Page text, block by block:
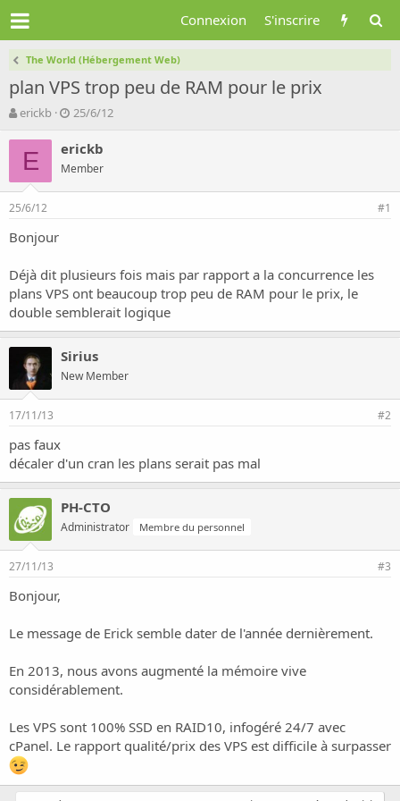
Connexion S'inscrire
The World (Hébergement Web)
plan VPS trop peu de RAM pour le prix
A
t
r
d
l
d
i
c
u
s
o
n
erickb
D
t
d
e
t
25/6/12
E erickb
Member
25/6/12 #1
Bonjour
Déjà dit plusieurs fois mais par rapport a la concurrence les
plans VPS ont beaucoup trop peu de RAM pour le prix, le
double semblerait logique
Sirius
New Member
17/11/13 #2
pas faux
décaler d'un cran les plans serait pas mal
PH-CTO
Administrator Membre du personnel
27/11/13 #3
Bonjour,
Le message de Erick semble dater de l'année dernièrement.
En 2013, nous avons augmenté la mémoire vive
considérablement.
Les VPS sont 100% SSD en RAID10, infogéré 24/7 avec
cPanel. Le rapport qualité/prix des VPS est difficile à surpasser